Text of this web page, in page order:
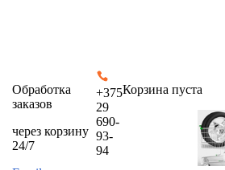
Обработка
заказов
через корзину
24/7
+375
29
690-
93-
94
Корзина пуста